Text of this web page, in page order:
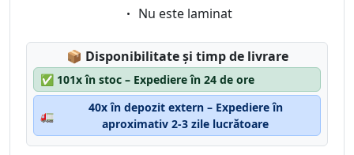
Eigenschaft:
Nu este laminat
📦 Lagerstatus:
Disponibilitate și timp de livrare
✅ 101x în stoc – Expediere în 24 de ore
🚛
40x în depozit extern – Expediere în
aproximativ 2-3 zile lucrătoare